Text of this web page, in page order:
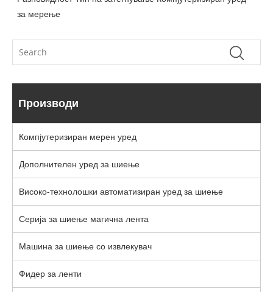
за мерење
Производи
Компјутеризиран мерен уред
Дополнителен уред за шиење
Високо-технолошки автоматизиран уред за шиење
Серија за шиење магична лента
Машина за шиење со извлекувач
Фидер за ленти